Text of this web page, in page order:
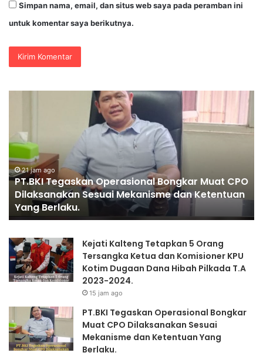
Simpan nama, email, dan situs web saya pada peramban ini
untuk komentar saya berikutnya.
KAPOLRI”KOMPETENSI
PRESIDEN”
1 hari ago
PENGGANTIAN KAPOLRI”KOMPETENSI ABSOLUT
PRESIDEN”
II
Kejati Kalteng Tetapkan 5 Orang
Tersangka Ketua dan Komisioner KPU
Kotim Dugaan Dana Hibah Pilkada T.A
2023-2024.
15 jam ago
PT.BKI Tegaskan Operasional Bongkar
Muat CPO Dilaksanakan Sesuai
Mekanisme dan Ketentuan Yang
Berlaku.